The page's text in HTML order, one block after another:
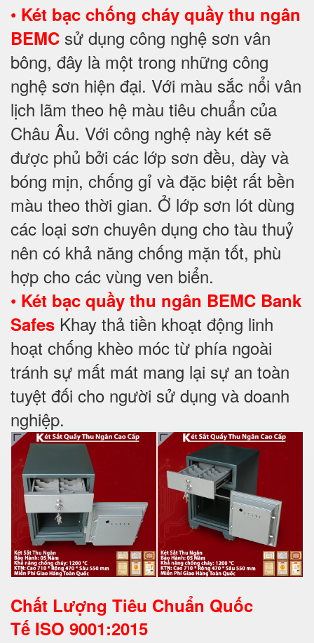
• Két bạc chống cháy quầy thu ngân
BEMC sử dụng công nghệ sơn vân
bông, đây là một trong những công
nghệ sơn hiện đại. Với màu sắc nổi vân
lịch lãm theo hệ màu tiêu chuẩn của
Châu Âu. Với công nghệ này két sẽ
được phủ bởi các lớp sơn đều, dày và
bóng mịn, chống gỉ và đặc biệt rất bền
màu theo thời gian. Ở lớp sơn lót dùng
các loại sơn chuyên dụng cho tàu thuỷ
nên có khả năng chống mặn tốt, phù
hợp cho các vùng ven biển.
• Két bạc quầy thu ngân BEMC Bank
Safes Khay thả tiền khoạt động linh
hoạt chống khèo móc từ phía ngoài
tránh sự mất mát mang lại sự an toàn
tuyệt đối cho người sử dụng và doanh
nghiệp.
Chất Lượng Tiêu Chuẩn Quốc
Tế ISO 9001:2015